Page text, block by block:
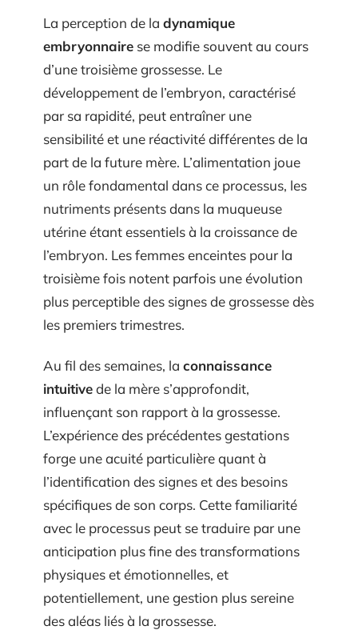
La perception de la dynamique
embryonnaire se modifie souvent au cours
d’une troisième grossesse. Le
développement de l’embryon, caractérisé
par sa rapidité, peut entraîner une
sensibilité et une réactivité différentes de la
part de la future mère. L’alimentation joue
un rôle fondamental dans ce processus, les
nutriments présents dans la muqueuse
utérine étant essentiels à la croissance de
l’embryon. Les femmes enceintes pour la
troisième fois notent parfois une évolution
plus perceptible des signes de grossesse dès
les premiers trimestres.
Au fil des semaines, la connaissance
intuitivede la mère s’approfondit,
influençant son rapport à la grossesse.
L’expérience des précédentes gestations
forge une acuité particulière quant à
l’identification des signes et des besoins
spécifiques de son corps. Cette familiarité
avec le processus peut se traduire par une
anticipation plus fine des transformations
physiques et émotionnelles, et
potentiellement, une gestion plus sereine
des aléas liés à la grossesse.